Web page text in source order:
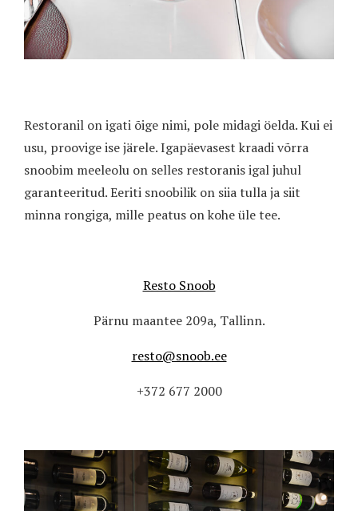
Restoranil on igati õige nimi, pole midagi öelda. Kui ei
usu, proovige ise järele. Igapäevasest kraadi võrra
snoobim meeleolu on selles restoranis igal juhul
garanteeritud. Eeriti snoobilik on siia tulla ja siit
minna rongiga, mille peatus on kohe üle tee.
Resto Snoob
Pärnu maantee 209a, Tallinn.
resto@snoob.ee
+372 677 2000